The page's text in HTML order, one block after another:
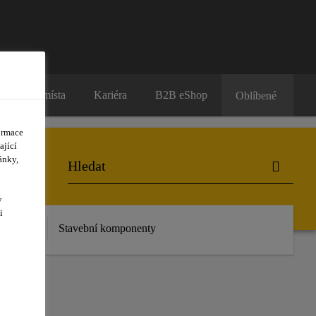
Prodejní místa Kariéra B2B eShop Oblíbené
Stavební komponenty